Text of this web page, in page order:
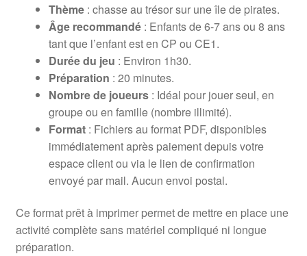
Thème: chasse au trésor sur une île de pirates.
Âge recommandé: Enfants de 6-7 ans ou 8 ans
tant que l’enfant est en CP ou CE1.
Durée du jeu : Environ 1h30.
Préparation : 20 minutes.
Nombre de joueurs: Idéal pour jouer seul, en
groupe ou en famille (nombre illimité).
Format: Fichiers au format PDF, disponibles
immédiatement après paiement depuis votre
espace client ou via le lien de confirmation
envoyé par mail. Aucun envoi postal.
Ce format prêt à imprimer permet de mettre en place une
activité complète sans matériel compliqué ni longue
préparation.